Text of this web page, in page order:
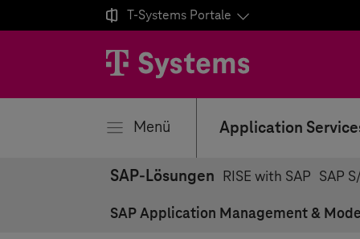
 T-Systems Portale
Menü Application
SAP-Lösungen RISE with SAP SAP
SAP Application Management &